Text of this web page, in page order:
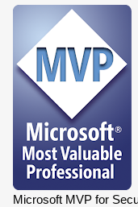
Microsoft MVP for